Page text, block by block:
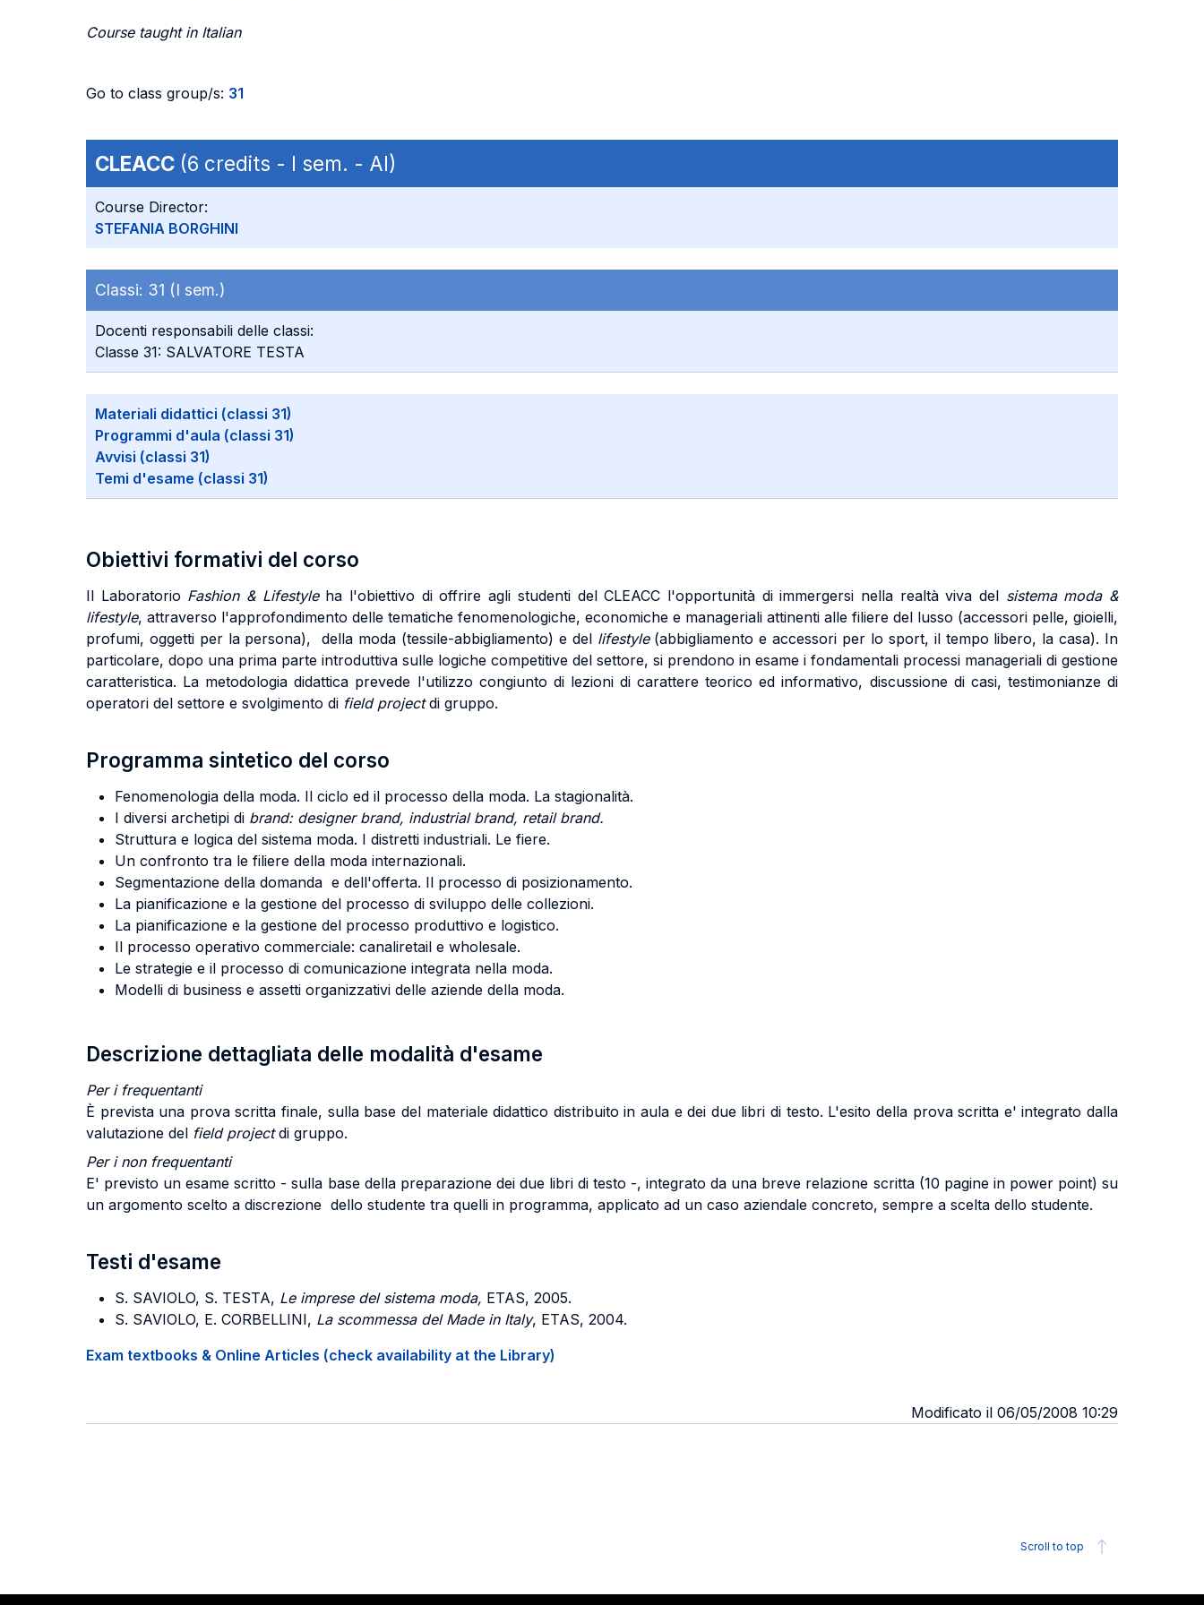
Course taught in Italian
Go to class group/s: 31
CLEACC (6 credits - I sem. - AI)
Course Director:
STEFANIA BORGHINI
Classi: 31 (I sem.)
Docenti responsabili delle classi:
Classe 31: SALVATORE TESTA
Materiali didattici (classi 31)
Programmi d'aula (classi 31)
Avvisi (classi 31)
Temi d'esame (classi 31)
Obiettivi formativi del corso
Il Laboratorio Fashion & Lifestyleha l'obiettivo di offrire agli studenti del CLEACC l'opportunità di immergersi nella realtà viva del sistema moda &
lifestyle, attraverso l'approfondimento delle tematiche fenomenologiche, economiche e manageriali attinenti alle filiere del lusso (accessori pelle, gioielli,
profumi, oggetti per la persona), della moda (tessile-abbigliamento) e del lifestyle(abbigliamento e accessori per lo sport, il tempo libero, la casa). In
particolare, dopo una prima parte introduttiva sulle logiche competitive del settore, si prendono in esame i fondamentali processi manageriali di gestione
caratteristica. La metodologia didattica prevede l'utilizzo congiunto di lezioni di carattere teorico ed informativo, discussione di casi, testimonianze di
operatori del settore e svolgimento di field projectdi gruppo.
Programma sintetico del corso
Fenomenologia della moda. Il ciclo ed il processo della moda. La stagionalità.
I diversi archetipi di brand: designer brand, industrial brand, retail brand.
Struttura e logica del sistema moda. I distretti industriali. Le fiere.
Un confronto tra le filiere della moda internazionali.
Segmentazione della domanda e dell'offerta. Il processo di posizionamento.
La pianificazione e la gestione del processo di sviluppo delle collezioni.
La pianificazione e la gestione del processo produttivo e logistico.
Il processo operativo commerciale: canaliretail e wholesale.
Le strategie e il processo di comunicazione integrata nella moda.
Modelli di business e assetti organizzativi delle aziende della moda.
Descrizione dettagliata delle modalità d'esame
Per i frequentanti
È prevista una prova scritta finale, sulla base del materiale didattico distribuito in aula e dei due libri di testo. L'esito della prova scritta e' integrato dalla
valutazione del field projectdi gruppo.
Per i non frequentanti
E' previsto un esame scritto - sulla base della preparazione dei due libri di testo -, integrato da una breve relazione scritta (10 pagine in power point) su
un argomento scelto a discrezione dello studente tra quelli in programma, applicato ad un caso aziendale concreto, sempre a scelta dello studente.
Testi d'esame
S. SAVIOLO, S. TESTA, Le imprese del sistema moda, ETAS, 2005.
S. SAVIOLO, E. CORBELLINI, La scommessa del Made in Italy, ETAS, 2004.
Exam textbooks & Online Articles (check availability at the Library)
Modificato il 06/05/2008 10:29
Scroll to top